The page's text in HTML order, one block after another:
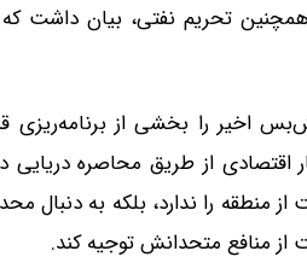
تحریم نفتی، بیان داشت
اخیر را بخشی از برنامه‌ریزی
از طریق محاصره دریایی
از منطقه را ندارد، بلکه به
از منافع متحدانش توجیه کند.